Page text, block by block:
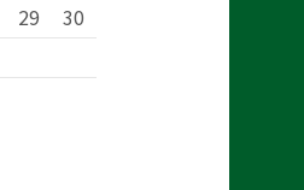
a
c
29
30